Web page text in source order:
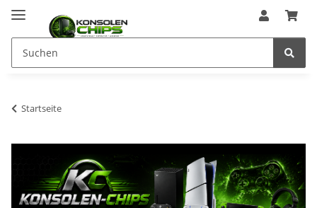
Startseite